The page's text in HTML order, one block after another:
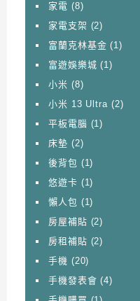
家電 (8)
家電支架 (2)
富蘭克林基金 (1)
富遊娛樂城 (1)
小米 (8)
小米 13 Ultra (2)
平板電腦 (1)
床墊 (2)
後背包 (1)
悠遊卡 (1)
懶人包 (1)
房屋補貼 (2)
房租補貼 (2)
手機 (20)
手機發表會 (4)